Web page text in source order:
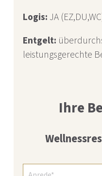
Logis: JA
Entgelt:
leistungsgerechte
Ihre